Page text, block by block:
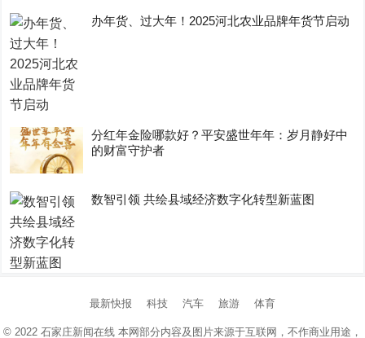
办年货、过大年！2025河北农业品牌年货节启动
分红年金险哪款好？平安盛世年年：岁月静好中
的财富守护者
数智引领 共绘县域经济数字化转型新蓝图
最新快报 科技 汽车 旅游 体育
© 2022 石家庄新闻在线本网部分内容及图片来源于互联网，不作商业用途，